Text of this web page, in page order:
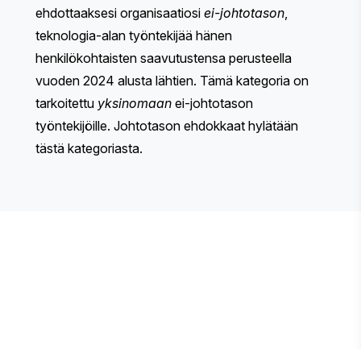
ehdottaaksesi organisaatiosi ei-johtotason,
teknologia-alan työntekijää hänen
henkilökohtaisten saavutustensa perusteella
vuoden 2024 alusta lähtien. Tämä kategoria on
tarkoitettu yksinomaan ei-johtotason
työntekijöille. Johtotason ehdokkaat hylätään
tästä kategoriasta.